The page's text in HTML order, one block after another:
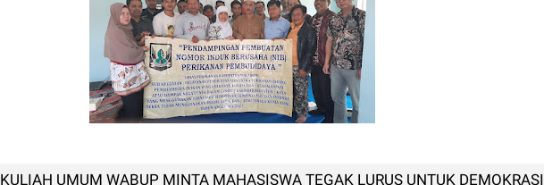
KULIAH UMUM WABUP MINTA MAHASISWA TEGAK LURUS UNTUK DEMOKRASI